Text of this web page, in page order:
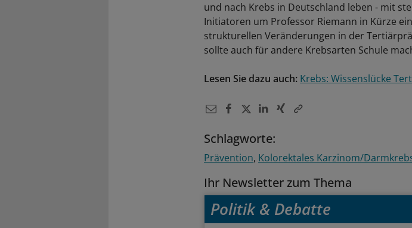
und nach Krebs in Deutschland leben - mit
Initiatoren um Professor Riemann in Kürze
strukturellen Veränderungen in der
sollte auch für andere Krebsarten Schule
Lesen Sie dazu auch: Krebs: Wissenslücke
Schlagworte:
Prävention Kolorektales Karzinom/
Ihr Newsletter zum Thema
Politik & Debatte